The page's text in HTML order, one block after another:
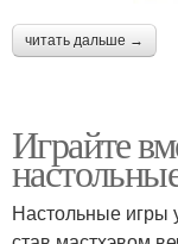
читать дальше →
Играйте
Настольные игры